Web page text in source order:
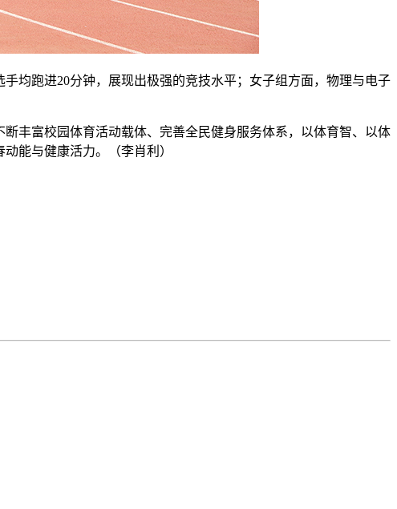
均跑进20分钟，展现出极强的竞技水平；女子组方面，物理与电子
丰富校园体育活动载体、完善全民健身服务体系，以体育智、以体
能与健康活力。（李肖利）